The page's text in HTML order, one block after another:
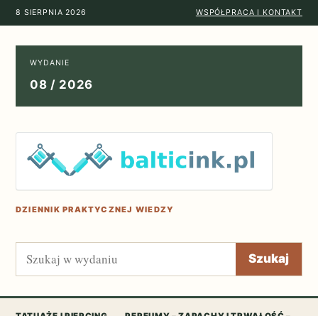
8 SIERPNIA 2026 WSPÓŁPRACA I KONTAKT
WYDANIE
08 / 2026
DZIENNIK PRAKTYCZNEJ WIEDZY
Szukaj Szukaj